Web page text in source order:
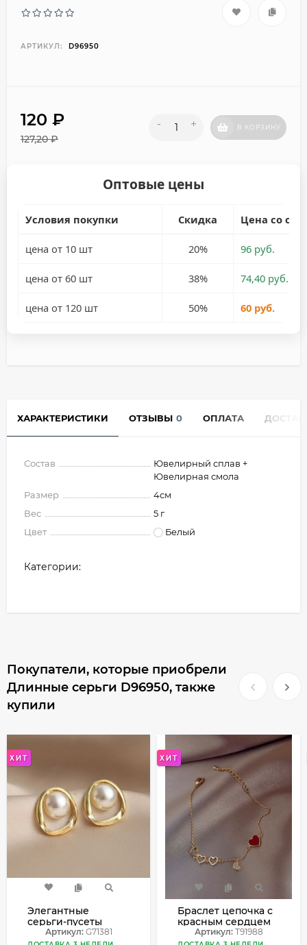
АРТИКУЛ: D96950
120 ₽
127,20₽
- + В КОРЗИНУ
Оптовые цены
Условия покупки Скидка Цена со
цена от 10 шт 20% 96 руб.
цена от 60 шт 38% 74,40 руб.
цена от 120 шт 50% 60 руб.
ХАРАКТЕРИСТИКИ ОТЗЫВЫ 0 ОПЛАТА
Состав
Ювелирный сплав +
Ювелирная смола
Размер
4см
Вес
5 г
Цвет
Белый
Категории:
Покупатели, которые приобрели
Длинные серьги D96950, также
купили
ХИТ
Элегантные
серьги-пусеты
жемчуг в оправе
Артикул:G71381
ХИТ
Браслет цепочка с
красным сердцем
T91988
Артикул:T91988